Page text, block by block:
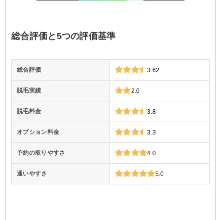
総合評価と5つの評価基準
総合評価 3.62
脱毛実績 2.0
脱毛料金 3.8
オプション料金 3.3
予約の取りやすさ 4.0
通いやすさ 5.0